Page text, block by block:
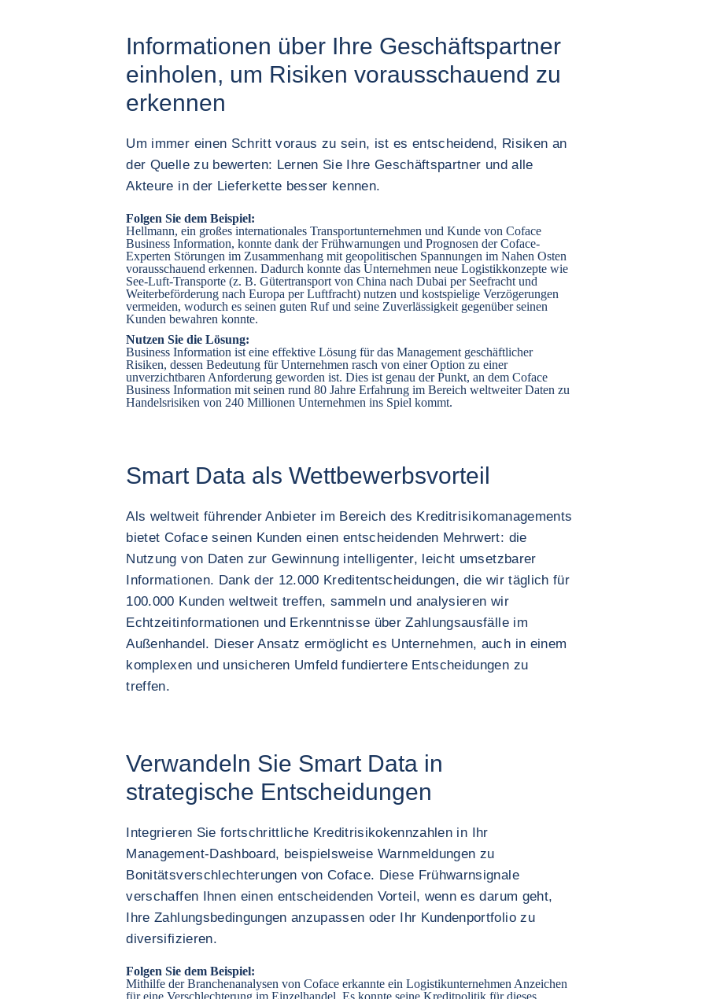
Informationen über Ihre Geschäftspartner
einholen, um Risiken vorausschauend zu
erkennen
Um immer einen Schritt voraus zu sein, ist es entscheidend, Risiken an
der Quelle zu bewerten: Lernen Sie Ihre Geschäftspartner und alle
Akteure in der Lieferkette besser kennen.
Folgen Sie dem Beispiel:
Hellmann, ein großes internationales Transportunternehmen und Kunde von Coface
Business Information, konnte dank der Frühwarnungen und Prognosen der Coface-
Experten Störungen im Zusammenhang mit geopolitischen Spannungen im Nahen Osten
vorausschauend erkennen. Dadurch konnte das Unternehmen neue Logistikkonzepte wie
See-Luft-Transporte (z. B. Gütertransport von China nach Dubai per Seefracht und
Weiterbeförderung nach Europa per Luftfracht) nutzen und kostspielige Verzögerungen
vermeiden, wodurch es seinen guten Ruf und seine Zuverlässigkeit gegenüber seinen
Kunden bewahren konnte.
Nutzen Sie die Lösung:
Business Information ist eine effektive Lösung für das Management geschäftlicher
Risiken, dessen Bedeutung für Unternehmen rasch von einer Option zu einer
unverzichtbaren Anforderung geworden ist. Dies ist genau der Punkt, an dem Coface
Business Information mit seinen rund 80 Jahre Erfahrung im Bereich weltweiter Daten zu
Handelsrisiken von 240 Millionen Unternehmen ins Spiel kommt.
Smart Data als Wettbewerbsvorteil
Als weltweit führender Anbieter im Bereich des Kreditrisikomanagements
bietet Coface seinen Kunden einen entscheidenden Mehrwert: die
Nutzung von Daten zur Gewinnung intelligenter, leicht umsetzbarer
Informationen. Dank der 12.000 Kreditentscheidungen, die wir täglich für
100.000 Kunden weltweit treffen, sammeln und analysieren wir
Echtzeitinformationen und Erkenntnisse über Zahlungsausfälle im
Außenhandel. Dieser Ansatz ermöglicht es Unternehmen, auch in einem
komplexen und unsicheren Umfeld fundiertere Entscheidungen zu
treffen.
Verwandeln Sie Smart Data in
strategische Entscheidungen
Integrieren Sie fortschrittliche Kreditrisikokennzahlen in Ihr
Management-Dashboard, beispielsweise Warnmeldungen zu
Bonitätsverschlechterungen von Coface. Diese Frühwarnsignale
verschaffen Ihnen einen entscheidenden Vorteil, wenn es darum geht,
Ihre Zahlungsbedingungen anzupassen oder Ihr Kundenportfolio zu
diversifizieren.
Folgen Sie dem Beispiel:
Mithilfe der Branchenanalysen von Coface erkannte ein Logistikunternehmen Anzeichen
für eine Verschlechterung im Einzelhandel. Es konnte seine Kreditpolitik für dieses